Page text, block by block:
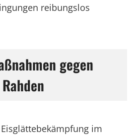
reibungslos
gegen
im